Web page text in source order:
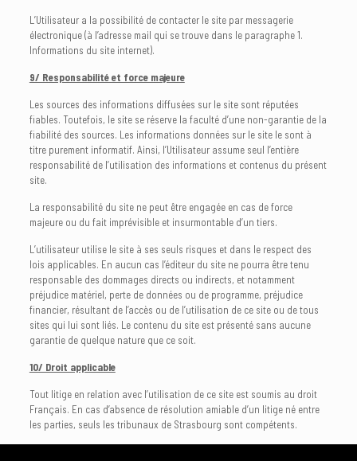
L’Utilisateur a la possibilité de contacter le site par messagerie
électronique (à l’adresse mail qui se trouve dans le paragraphe 1.
Informations du site internet).
9/ Responsabilité et force majeure
Les sources des informations diffusées sur le site sont réputées
fiables. Toutefois, le site se réserve la faculté d’une non-garantie de la
fiabilité des sources. Les informations données sur le site le sont à
titre purement informatif. Ainsi, l’Utilisateur assume seul l’entière
responsabilité de l’utilisation des informations et contenus du présent
site.
La responsabilité du site ne peut être engagée en cas de force
majeure ou du fait imprévisible et insurmontable d’un tiers.
L’utilisateur utilise le site à ses seuls risques et dans le respect des
lois applicables. En aucun cas l’éditeur du site ne pourra être tenu
responsable des dommages directs ou indirects, et notamment
préjudice matériel, perte de données ou de programme, préjudice
financier, résultant de l’accès ou de l’utilisation de ce site ou de tous
sites qui lui sont liés. Le contenu du site est présenté sans aucune
garantie de quelque nature que ce soit.
10/ Droit applicable
Tout litige en relation avec l’utilisation de ce site est soumis au droit
Français. En cas d’absence de résolution amiable d’un litige né entre
les parties, seuls les tribunaux de Strasbourg sont compétents.